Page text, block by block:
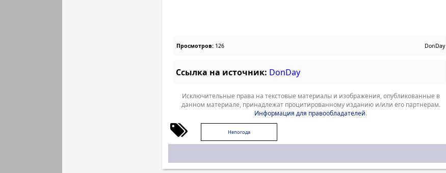
Просмотров: 126 DonDay
Ссылка на источник: DonDay
Исключительные права на текстовые материалы и изображения, опубликованные в
данном материале, принадлежат процитированному изданию и/или его партнерам.
Информация для правообладателей.
Непогода